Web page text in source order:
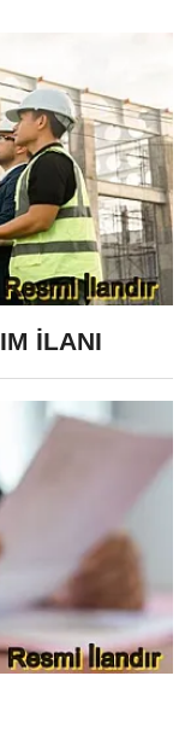
İLANI